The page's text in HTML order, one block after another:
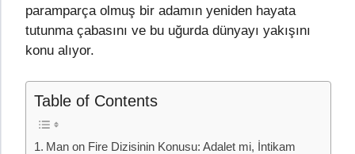
paramparça olmuş bir adamın yeniden hayata
tutunma çabasını ve bu uğurda dünyayı yakışını
konu alıyor.
Table of Contents
Man on Fire Dizisinin Konusu: Adalet mi, İntikam